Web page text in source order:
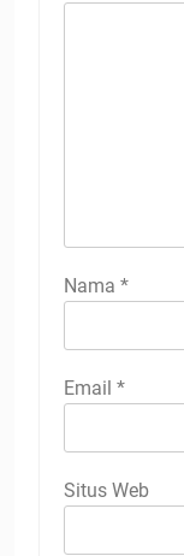
Nama *
Email *
Situs Web